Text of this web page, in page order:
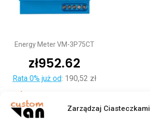
Zarządzaj Ciasteczkami
Energy Meter VM-3P75CT
zł952.62
Rata 0% już od: 190,52 zł